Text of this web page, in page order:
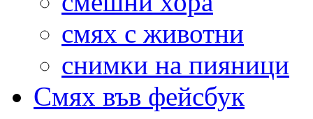
смях с животни
снимки на пияници
Смях във фейсбук